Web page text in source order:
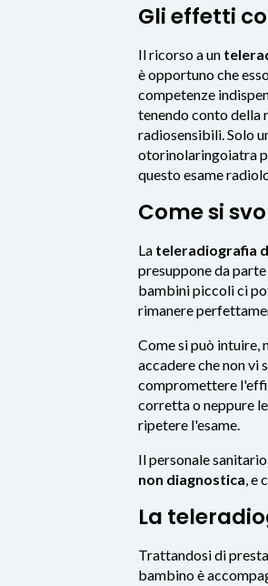
Gli effetti
Il ricorso a un
è opportuno che
competenze
tenendo conto della
radiosensibili. Solo
otorinolaringoiatra
questo esame
Come si
La teleradiografia
presuppone da
bambini piccoli ci
rimanere
Come si può intuire,
accadere che non vi
compromettere
corretta o neppure
ripetere l'esame.
Il personale
non diagnostica ,
La
Trattandosi di
bambino è